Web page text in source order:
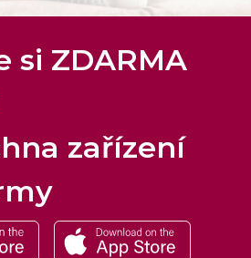
si ZDARMA
zařízení